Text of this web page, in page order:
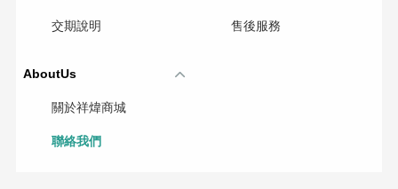
交期說明 售後服務
AboutUs
關於祥煒商城
聯絡我們